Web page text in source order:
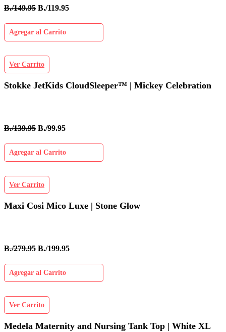
B./149.95 B./119.95
Agregar al Carrito
Ver Carrito
Stokke JetKids CloudSleeper™ | Mickey Celebration
B./139.95 B./99.95
Agregar al Carrito
Ver Carrito
Maxi Cosi Mico Luxe | Stone Glow
B./279.95 B./199.95
Agregar al Carrito
Ver Carrito
Medela Maternity and Nursing Tank Top | White XL